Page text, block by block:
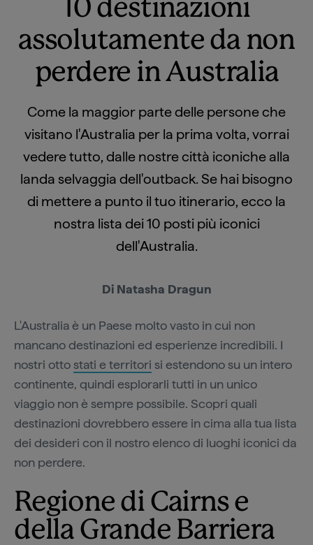
10 destinazioni
assolutamente da non
perdere in Australia
Come la maggior parte delle persone che
visitano l'Australia per la prima volta, vorrai
vedere tutto, dalle nostre città iconiche alla
landa selvaggia dell'outback. Se hai bisogno
di mettere a punto il tuo itinerario, ecco la
nostra lista dei 10 posti più iconici
dell'Australia.
Di Natasha Dragun
L'Australia è un Paese molto vasto in cui non
mancano destinazioni ed esperienze incredibili. I
nostri ottostati e territori si estendono su un intero
continente, quindi esplorarli tutti in un unico
viaggio non è sempre possibile. Scopri quali
destinazioni dovrebbero essere in cima alla tua lista
dei desideri con il nostro elenco di luoghi iconici da
non perdere.
Regione di Cairns e
della Grande Barriera